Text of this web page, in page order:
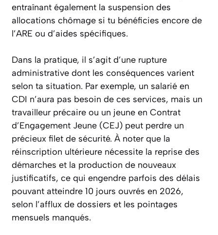
entraînant également la suspension des
allocations chômage si tu bénéficies encore de
l’ARE ou d’aides spécifiques.
Dans la pratique, il s’agit d’une rupture
administrative dont les conséquences varient
selon ta situation. Par exemple, un salarié en
CDI n’aura pas besoin de ces services, mais un
travailleur précaire ou un jeune en Contrat
d’Engagement Jeune (CEJ) peut perdre un
précieux filet de sécurité. À noter que la
réinscription ultérieure nécessite la reprise des
démarches et la production de nouveaux
justificatifs, ce qui engendre parfois des délais
pouvant atteindre 10 jours ouvrés en 2026,
selon l’afflux de dossiers et les pointages
mensuels manqués.